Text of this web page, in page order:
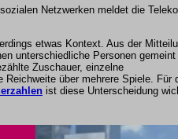
Netzwerken meldet die
etwas Kontext. Aus der
unterschiedliche Personen gemeint
Zuschauer, einzelne
Reichweite über mehrere Spiele. Für
ist diese Unterscheidung